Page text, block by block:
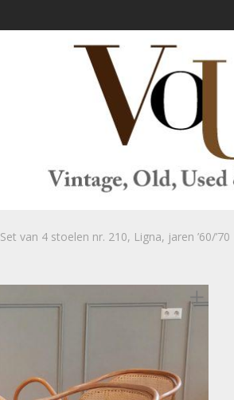
Set van 4 stoelen nr. 210, Ligna, jaren ’60/’70